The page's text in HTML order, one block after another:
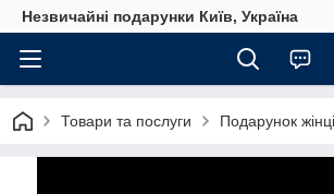
Незвичайні подарунки Київ, Україна
Товари та послуги Подарунок